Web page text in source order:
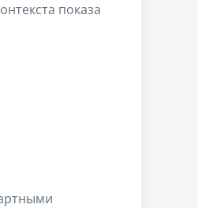
показа